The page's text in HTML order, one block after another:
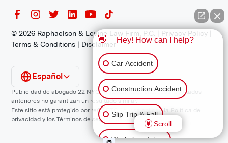
©2026 Raphaelson & Levine Law Firm, P.C. | Privacy Policy
Terms & Conditions | Disclaimer
Publicidad de abogado 22 NYCRR 1200.1 Requisito: "Los resultados
anteriores no garantizan un resultado similar."
Este sitio está protegido por reCAPTCHA y se aplican la Política de
privacidad y losTérminos de serviciode Google.
Español
👋🏼 Hey! How can I help?
Car Accident
Construction Accident
Slip Trip & Fall
Workplace Injury
Scroll